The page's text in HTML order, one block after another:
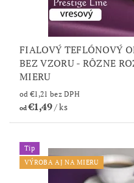
FIALOVÝ TEFLÓNOVÝ
BEZ VZORU - RÔZNE
MIERU
od €1,21 bez DPH
od€1,49/ ks
Tip
VÝROBA AJ NA MIERU